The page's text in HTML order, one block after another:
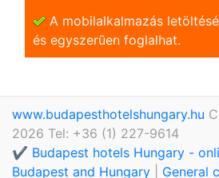
A mobilalkalmazás
és egyszerũen foglalhat.
www.budapesthotelshungary.hu
2026 Tel: +36 (1) 227-9614
✔️ Budapest hotels Hungary -
Budapest and Hungary
General